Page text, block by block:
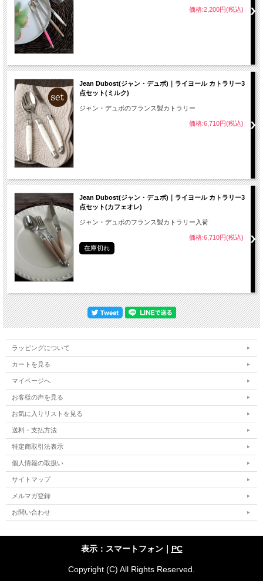
価格:2,200円(税込)
Jean Dubost(ジャン・デュボ)｜ライヨール カトラリー3
点セット(ミルク)
ジャン・デュボのフランス製カトラリー
価格:6,710円(税込)
Jean Dubost(ジャン・デュボ)｜ライヨール カトラリー3
点セット(カフェオレ)
ジャン・デュボのフランス製カトラリー入荷
価格:6,710円(税込)
在庫切れ
ラッピングについて
カートを見る
マイページへ
お客様の声を見る
お気に入りリストを見る
送料・支払方法
特定商取引法表示
個人情報の取扱い
サイトマップ
メルマガ登録
お問い合わせ
表示：スマートフォン｜ PC
Copyright (C) All Rights Reserved.